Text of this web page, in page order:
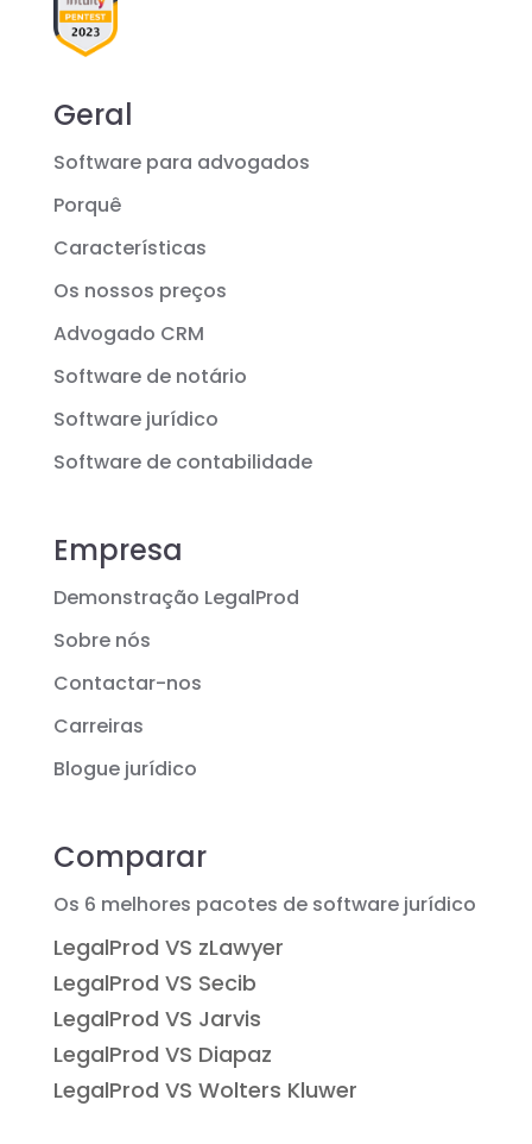
Geral
Software para advogados
Porquê
Características
Os nossos preços
Advogado CRM
Software de notário
Software jurídico
Software de contabilidade
Empresa
Demonstração LegalProd
Sobre nós
Contactar-nos
Carreiras
Blogue jurídico
Comparar
Os 6 melhores pacotes de software jurídico
LegalProd VS zLawyer
LegalProd VS Secib
LegalProd VS Jarvis
LegalProd VS Diapaz
LegalProd VS Wolters Kluwer